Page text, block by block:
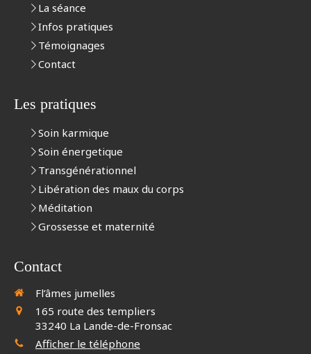
La séance
Infos pratiques
Témoignages
Contact
Les pratiques
Soin karmique
Soin énergetique
Transgénérationnel
Libération des maux du corps
Méditation
Grossesse et maternité
Contact
Fl’âmes jumelles
165 route des templiers
33240 La Lande-de-Fronsac
Afficher le téléphone